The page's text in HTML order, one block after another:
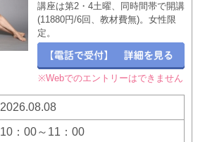
講座は第2・4土曜、同時間帯で開講
(11880円/6回、教材費無)。女性限
定。
※Webでのエントリーはできません
2026.08.08
10：00～11：00